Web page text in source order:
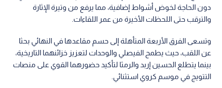
دون الحاجة لخوض أشواط إضافية، مما يرفع من وتيرة الإثارة
والترقب حتى اللحظات الأخيرة من عمر اللقاءات.
وتسعى الفرق الأربعة المتأهلة إلى حسم مقاعدها في النهائي بحثا
عن اللقب، حيث يطمح الفيصلي والوحدات لتعزيز خزائنهما التاريخية،
بينما يتطلع الحسين إربد والرمثا لتأكيد حضورهما القوي على منصات
التتويج في موسم كروي استثنائي.